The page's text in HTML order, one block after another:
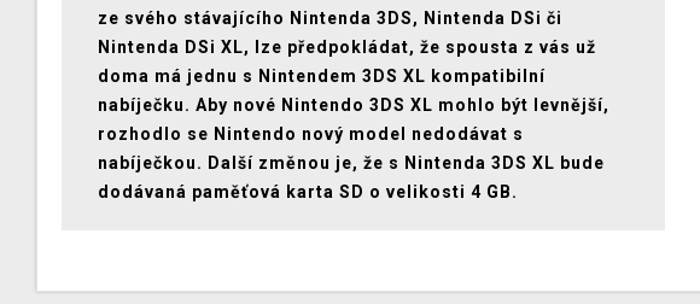
ze svého stávajícího Nintenda 3DS, Nintenda DSi či
Nintenda DSi XL, lze předpokládat, že spousta z vás už
doma má jednu s Nintendem 3DS XL kompatibilní
nabíječku. Aby nové Nintendo 3DS XL mohlo být levnější,
rozhodlo se Nintendo nový model nedodávat s
nabíječkou. Další změnou je, že s Nintenda 3DS XL bude
dodávaná paměťová karta SD o velikosti 4 GB.